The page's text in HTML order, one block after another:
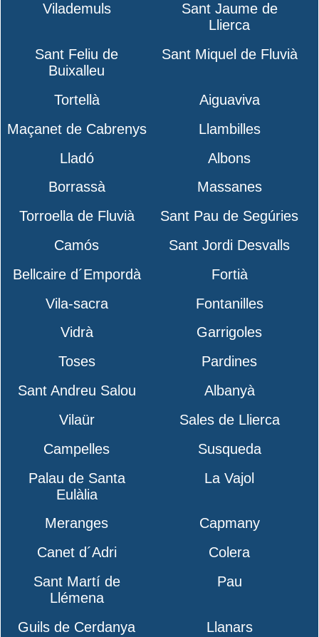
Vilademuls
Sant Jaume de
Llierca
Sant Feliu de
Buixalleu
Sant Miquel de Fluvià
Tortellà
Aiguaviva
Maçanet de Cabrenys
Llambilles
Lladó
Albons
Borrassà
Massanes
Torroella de Fluvià
Sant Pau de Segúries
Camós
Sant Jordi Desvalls
Bellcaire d´Empordà
Fortià
Vila-sacra
Fontanilles
Vidrà
Garrigoles
Toses
Pardines
Sant Andreu Salou
Albanyà
Vilaür
Sales de Llierca
Campelles
Susqueda
Palau de Santa
Eulàlia
La Vajol
Meranges
Capmany
Canet d´Adri
Colera
Sant Martí de
Llémena
Pau
Guils de Cerdanya
Llanars